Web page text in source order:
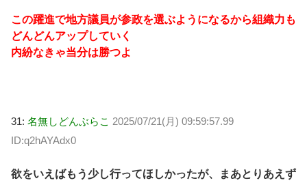
この躍進で地方議員が参政を選ぶようになるから組織力も
どんどんアップしていく
内紛なきゃ当分は勝つよ
31: 名無しどんぶらこ 2025/07/21(月) 09:59:57.99
ID:q2hAYAdx0
欲をいえばもう少し行ってほしかったが、まあとりあえず